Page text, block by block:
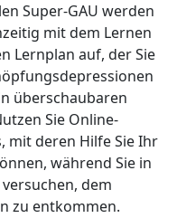
Super-GAU werden
mit dem Lernen
Lernplan auf, der Sie
überschaubaren
Sie Online-
mit deren Hilfe Sie Ihr
während Sie in
dem
zu entkommen.